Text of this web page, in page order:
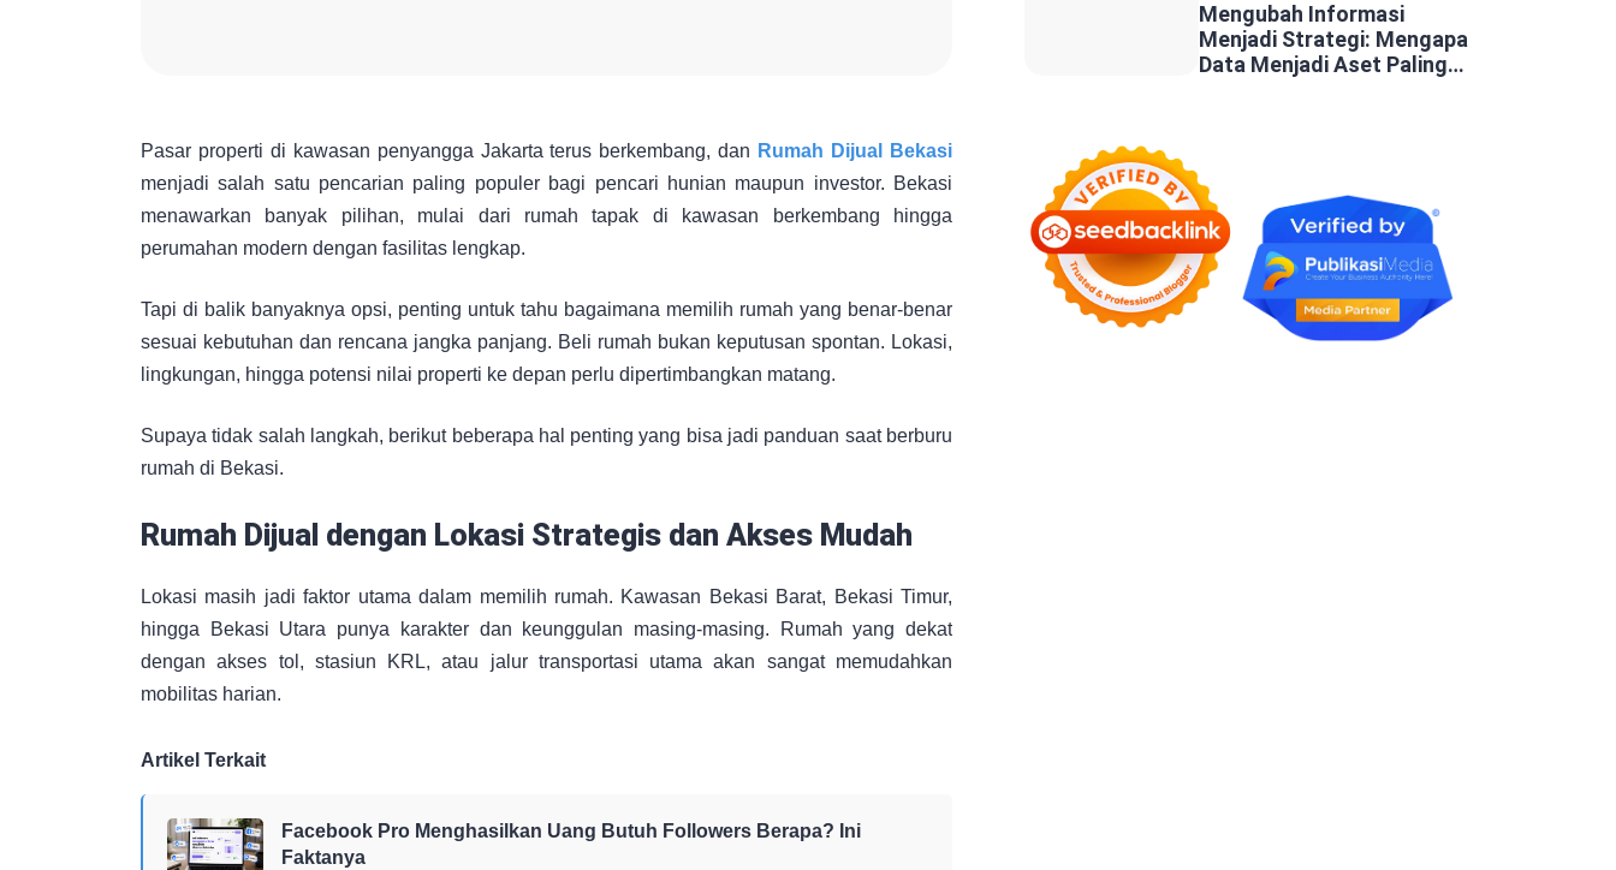
Pasar properti di kawasan penyangga Jakarta terus berkembang, dan Rumah Dijual Bekasi
menjadi salah satu pencarian paling populer bagi pencari hunian maupun investor. Bekasi
menawarkan banyak pilihan, mulai dari rumah tapak di kawasan berkembang hingga
perumahan modern dengan fasilitas lengkap.
Tapi di balik banyaknya opsi, penting untuk tahu bagaimana memilih rumah yang benar-benar
sesuai kebutuhan dan rencana jangka panjang. Beli rumah bukan keputusan spontan. Lokasi,
lingkungan, hingga potensi nilai properti ke depan perlu dipertimbangkan matang.
Supaya tidak salah langkah, berikut beberapa hal penting yang bisa jadi panduan saat berburu
rumah di Bekasi.
Rumah Dijual dengan Lokasi Strategis dan Akses Mudah
Lokasi masih jadi faktor utama dalam memilih rumah. Kawasan Bekasi Barat, Bekasi Timur,
hingga Bekasi Utara punya karakter dan keunggulan masing-masing. Rumah yang dekat
dengan akses tol, stasiun KRL, atau jalur transportasi utama akan sangat memudahkan
mobilitas harian.
Artikel Terkait
Facebook Pro Menghasilkan Uang Butuh Followers Berapa? Ini
Faktanya
Mengubah Informasi
Menjadi Strategi: Mengapa
Data Menjadi Aset Paling